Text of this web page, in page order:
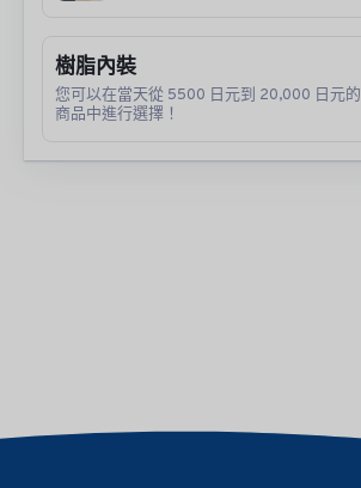
樹脂內裝
您可以在當天從 5500 日元到 20,000 日元的
商品中進行選擇！